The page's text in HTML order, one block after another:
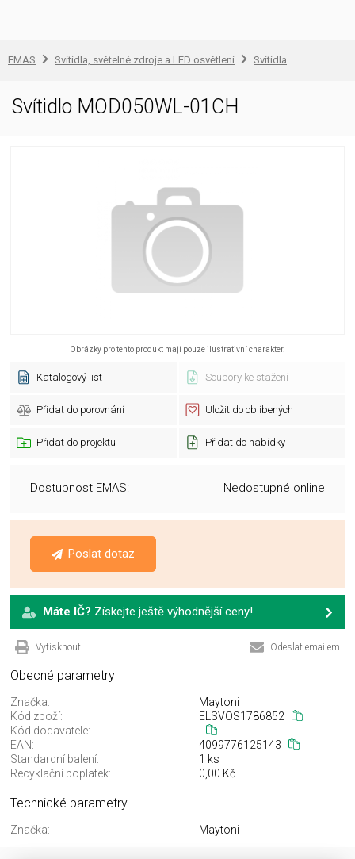
EMAS Svítidla, světelné zdroje a LED osvětlení Svítidla
Svítidlo MOD050WL-01CH
Obrázky pro tento produkt mají pouze ilustrativní charakter.
Katalogový list Soubory ke stažení
Přidat do porovnání Uložit do oblíbených
Přidat do projektu Přidat do nabídky
Dostupnost EMAS: Nedostupné online
Poslat dotaz
Máte IČ? Získejte ještě výhodnější ceny!
Vytisknout Odeslat emailem
Obecné parametry
Značka:
Maytoni
Kód zboží:
ELSVOS1786852
Kód dodavatele:
EAN:
4099776125143
Standardní balení:
1 ks
Recyklační poplatek:
0,00 Kč
Technické parametry
Značka: Maytoni